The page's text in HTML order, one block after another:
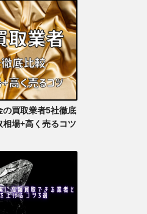
の買取業者5社徹底
相場+高く売るコツ